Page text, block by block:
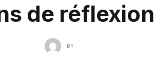
de réflexion
BY